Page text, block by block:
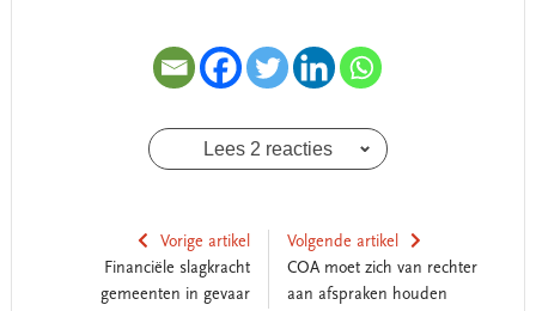
Lees 2 reacties
Vorige artikel
Financiële slagkracht
gemeenten in gevaar
Volgende artikel
COA moet zich van rechter
aan afspraken houden